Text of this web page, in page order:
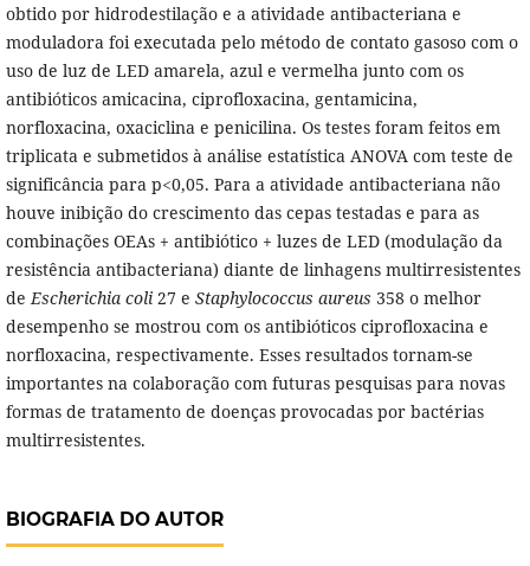
obtido por hidrodestilação e a atividade antibacteriana e
moduladora foi executada pelo método de contato gasoso com o
uso de luz de LED amarela, azul e vermelha junto com os
antibióticos amicacina, ciprofloxacina, gentamicina,
norfloxacina, oxaciclina e penicilina. Os testes foram feitos em
triplicata e submetidos à análise estatística ANOVA com teste de
significância para p<0,05. Para a atividade antibacteriana não
houve inibição do crescimento das cepas testadas e para as
combinações OEAs + antibiótico + luzes de LED (modulação da
resistência antibacteriana) diante de linhagens multirresistentes
de Escherichia coli27 e Staphylococcus aureus 358 o melhor
desempenho se mostrou com os antibióticos ciprofloxacina e
norfloxacina, respectivamente. Esses resultados tornam-se
importantes na colaboração com futuras pesquisas para novas
formas de tratamento de doenças provocadas por bactérias
multirresistentes.
BIOGRAFIA DO AUTOR